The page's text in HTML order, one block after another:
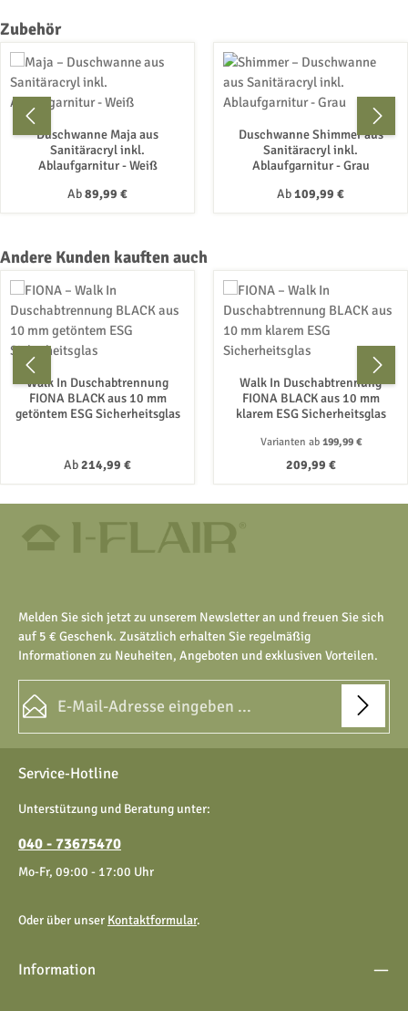
Produktgalerie überspringen
Zubehör
Duschwanne Maja aus
Sanitäracryl inkl.
Ablaufgarnitur - Weiß
Regulärer Preis:
Ab89,99 €
Duschwanne Shimmer aus
Sanitäracryl inkl.
Ablaufgarnitur - Grau
Regulärer Preis:
Ab109,99 €
Produktgalerie überspringen
Andere Kunden kauften auch
Walk In Duschabtrennung
FIONA BLACK aus 10 mm
getöntem ESG Sicherheitsglas
Regulärer Preis:
Ab214,99 €
Walk In Duschabtrennung
FIONA BLACK aus 10 mm
klarem ESG Sicherheitsglas
Varianten ab199,99 €
Regulärer Preis:
209,99 €
Melden Sie sich jetzt zu unserem Newsletter an und freuen Sie sich
auf 5 € Geschenk. Zusätzlich erhalten Sie regelmäßig
Informationen zu Neuheiten, Angeboten und exklusiven Vorteilen.
Datenschutz
Ich habe dieDatenschutzbestimmungen
genommen und dieAGBgelesen und bin mit ihnen
Die mit einem Stern (*) markierten Felder sind Pflichtfelder.
Service-Hotline
Unterstützung und Beratung unter:
040 - 73675470
Mo-Fr, 09:00 - 17:00 Uhr
Oder über unser Kontaktformular.
Information